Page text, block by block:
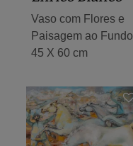
Vaso com Flores e
Paisagem ao Fundo
45 X 60 cm